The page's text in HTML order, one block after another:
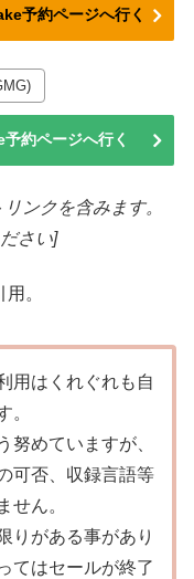
予約ページへ行く
約ページへ行く
ンクを含みます。
さい]
。
用はくれぐれも自
。
努めていますが、
可否、収録言語等
せん。
りがある事があり
てはセールが終了